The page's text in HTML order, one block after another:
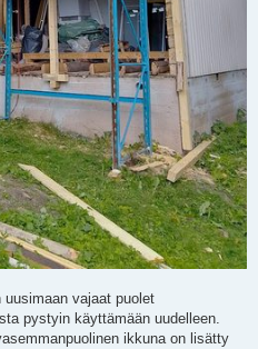
vajaat puolet
pystyin käyttämään uudelleen.
ikkuna on lisätty